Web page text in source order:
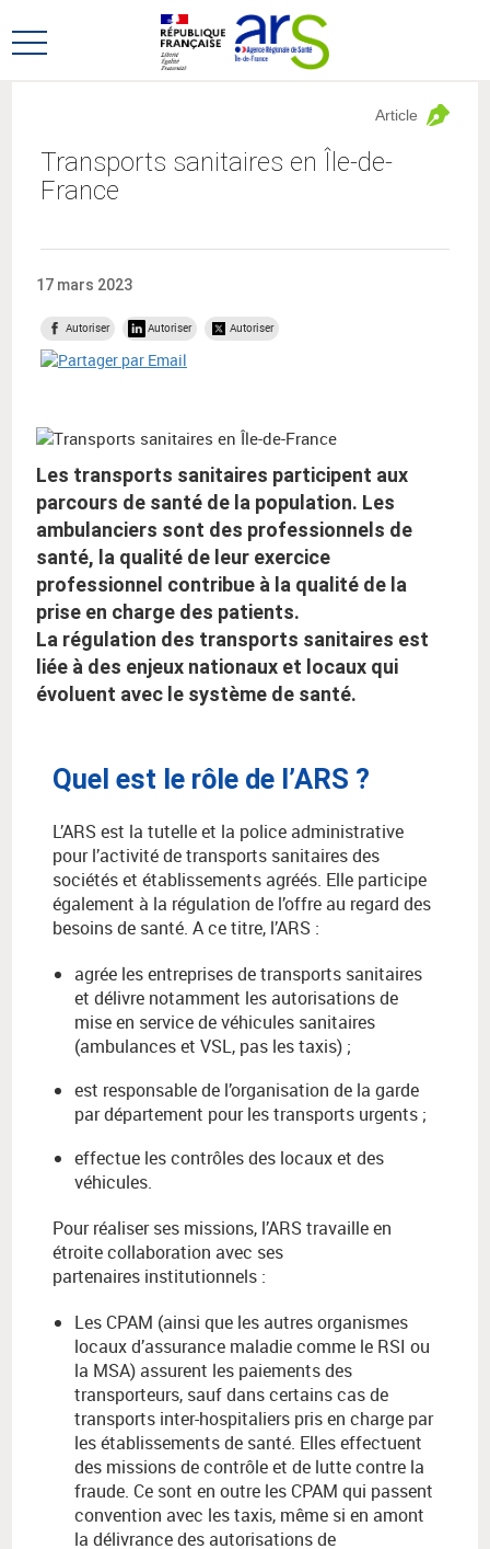
au
menu
au
contenu
Ouvrir
Transports sanitaires en Île-de-
France
Article
17 mars 2023
Autoriser Autoriser Autoriser
Les transports sanitaires participent aux
parcours de santé de la population. Les
ambulanciers sont des professionnels de
santé, la qualité de leur exercice
professionnel contribue à la qualité de la
prise en charge des patients.
La régulation des transports sanitaires est
liée à des enjeux nationaux et locaux qui
évoluent avec le système de santé.
Quel est le rôle de l’ARS ?
L’ARS est la tutelle et la police administrative
pour l’activité de transports sanitaires des
sociétés et établissements agréés. Elle participe
également à la régulation de l’offre au regard des
besoins de santé. A ce titre, l’ARS :
agrée les entreprises de transports sanitaires
et délivre notamment les autorisations de
mise en service de véhicules sanitaires
(ambulances et VSL, pas les taxis) ;
est responsable de l’organisation de la garde
par département pour les transports urgents ;
effectue les contrôles des locaux et des
véhicules.
Pour réaliser ses missions, l’ARS travaille en
étroite collaboration avec ses
partenaires institutionnels :
Les CPAM (ainsi que les autres organismes
locaux d’assurance maladie comme le RSI ou
la MSA) assurent les paiements des
transporteurs, sauf dans certains cas de
transports inter-hospitaliers pris en charge par
les établissements de santé. Elles effectuent
des missions de contrôle et de lutte contre la
fraude. Ce sont en outre les CPAM qui passent
convention avec les taxis, même si en amont
la délivrance des autorisations de